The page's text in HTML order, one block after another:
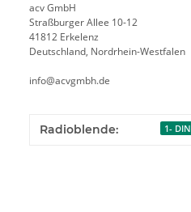
acv GmbH
Straßburger Allee 10-12
41812 Erkelenz
Deutschland, Nordrhein-Westfalen
info@acvgmbh.de
Radioblende: 1- DIN